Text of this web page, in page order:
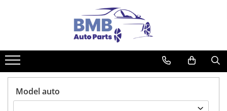
Accesorii
Covorase
Ornament
Model auto